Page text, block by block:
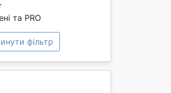
та PRO
фільтр